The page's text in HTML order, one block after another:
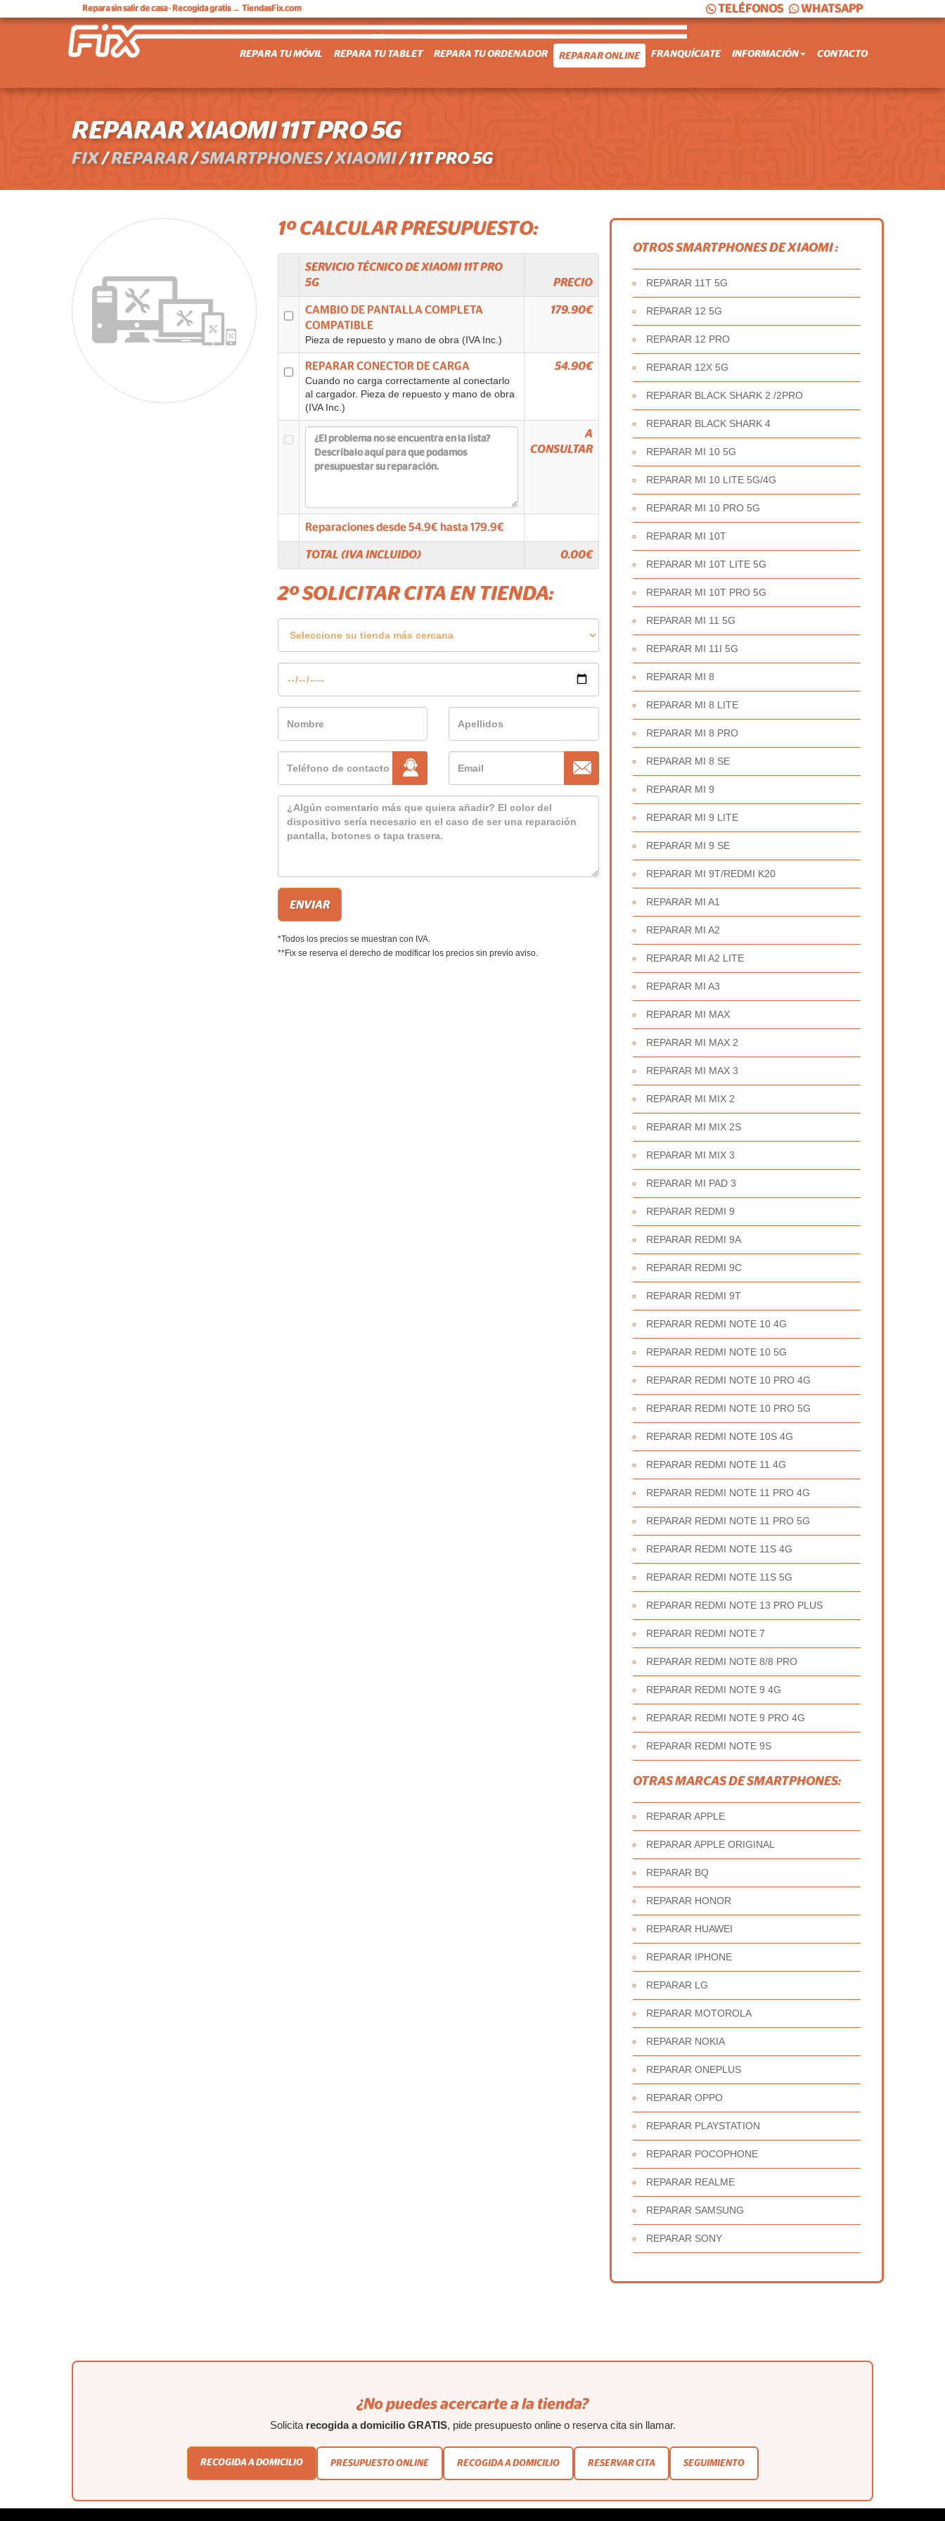
Repara sin salir de casa· Recogida gratis → TiendasFix.com TELÉFONOS WHATSAPP
REPARA TU MÓVIL REPARA TU TABLET REPARA TU ORDENADOR REPARAR ONLINE FRANQUÍCIATE INFORMACIÓN CONTACTO
REPARAR XIAOMI 11T PRO 5G
FIX/REPARAR/SMARTPHONES/XIAOMI/11T PRO 5G
1º CALCULAR PRESUPUESTO:
SERVICIO TÉCNICO DEXIAOMI11T PRO
5G
PRECIO
CAMBIO DE PANTALLA COMPLETA
COMPATIBLE
Pieza de repuesto y mano de obra (IVA Inc.)
179.90€
REPARAR CONECTOR DE CARGA
Cuando no carga correctamente al conectarlo
al cargador. Pieza de repuesto y mano de obra
(IVA Inc.)
54.90€
A
CONSULTAR
Reparaciones desde54.9€ hasta 179.9€
TOTAL (IVA INCLUIDO) 0.00€
2º SOLICITAR CITA EN TIENDA:
*Todos los precios se muestran con IVA.
**Fix se reserva el derecho de modificar los precios sin previo aviso.
OTROS SMARTPHONES DE XIAOMI :
REPARAR 11T 5G
REPARAR 12 5G
REPARAR 12 PRO
REPARAR 12X 5G
REPARAR BLACK SHARK 2 /2PRO
REPARAR BLACK SHARK 4
REPARAR MI 10 5G
REPARAR MI 10 LITE 5G/4G
REPARAR MI 10 PRO 5G
REPARAR MI 10T
REPARAR MI 10T LITE 5G
REPARAR MI 10T PRO 5G
REPARAR MI 11 5G
REPARAR MI 11I 5G
REPARAR MI 8
REPARAR MI 8 LITE
REPARAR MI 8 PRO
REPARAR MI 8 SE
REPARAR MI 9
REPARAR MI 9 LITE
REPARAR MI 9 SE
REPARAR MI 9T/REDMI K20
REPARAR MI A1
REPARAR MI A2
REPARAR MI A2 LITE
REPARAR MI A3
REPARAR MI MAX
REPARAR MI MAX 2
REPARAR MI MAX 3
REPARAR MI MIX 2
REPARAR MI MIX 2S
REPARAR MI MIX 3
REPARAR MI PAD 3
REPARAR REDMI 9
REPARAR REDMI 9A
REPARAR REDMI 9C
REPARAR REDMI 9T
REPARAR REDMI NOTE 10 4G
REPARAR REDMI NOTE 10 5G
REPARAR REDMI NOTE 10 PRO 4G
REPARAR REDMI NOTE 10 PRO 5G
REPARAR REDMI NOTE 10S 4G
REPARAR REDMI NOTE 11 4G
REPARAR REDMI NOTE 11 PRO 4G
REPARAR REDMI NOTE 11 PRO 5G
REPARAR REDMI NOTE 11S 4G
REPARAR REDMI NOTE 11S 5G
REPARAR REDMI NOTE 13 PRO PLUS
REPARAR REDMI NOTE 7
REPARAR REDMI NOTE 8/8 PRO
REPARAR REDMI NOTE 9 4G
REPARAR REDMI NOTE 9 PRO 4G
REPARAR REDMI NOTE 9S
OTRAS MARCAS DE SMARTPHONES:
REPARAR APPLE
REPARAR APPLE ORIGINAL
REPARAR BQ
REPARAR HONOR
REPARAR HUAWEI
REPARAR IPHONE
REPARAR LG
REPARAR MOTOROLA
REPARAR NOKIA
REPARAR ONEPLUS
REPARAR OPPO
REPARAR PLAYSTATION
REPARAR POCOPHONE
REPARAR REALME
REPARAR SAMSUNG
REPARAR SONY
¿No puedes acercarte a la tienda?
Solicita recogida a domicilio GRATIS, pide presupuesto online o reserva cita sin llamar.
RECOGIDA A DOMICILIO PRESUPUESTO ONLINE RECOGIDA A DOMICILIO RESERVAR CITA SEGUIMIENTO